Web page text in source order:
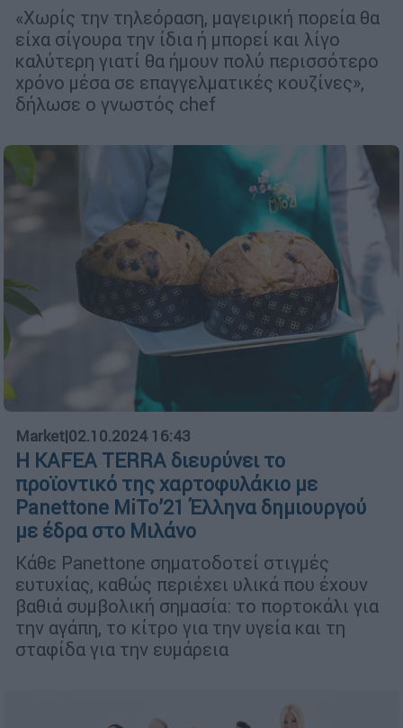
«Χωρίς την τηλεόραση, μαγειρική πορεία θα
είχα σίγουρα την ίδια ή μπορεί και λίγο
καλύτερη γιατί θα ήμουν πολύ περισσότερο
χρόνο μέσα σε επαγγελματικές κουζίνες»,
δήλωσε ο γνωστός chef
Market|02.10.2024 16:43
Η KAFEA TERRA διευρύνει το
προϊοντικό της χαρτοφυλάκιο με
Panettone MiTo’21 Έλληνα δημιουργού
με έδρα στο Μιλάνο
Κάθε Panettone σηματοδοτεί στιγμές
ευτυχίας, καθώς περιέχει υλικά που έχουν
βαθιά συμβολική σημασία: το πορτοκάλι για
την αγάπη, το κίτρο για την υγεία και τη
σταφίδα για την ευμάρεια